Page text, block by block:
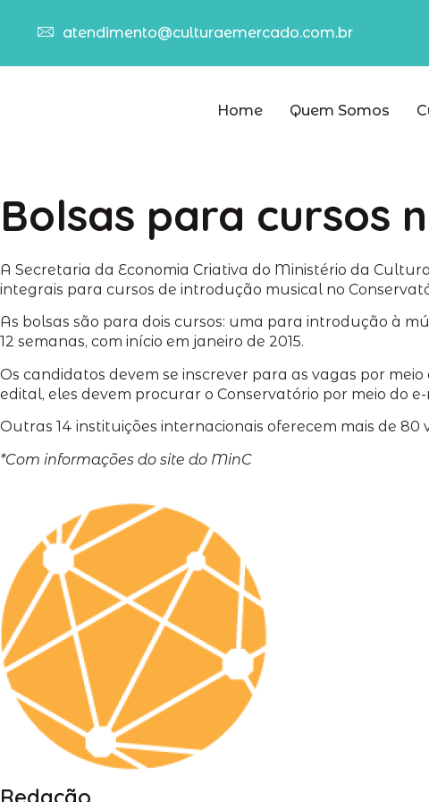
atendimento@culturaemercado.com.br
Home Quem Somos
Bolsas para cursos
A Secretaria da Economia Criativa do Ministério da
integrais para cursos de introdução musical no
As bolsas são para dois cursos: uma para introdução à
12 semanas, com início em janeiro de 2015.
Os candidatos devem se inscrever para as vagas por
edital, eles devem procurar o Conservatório por meio do
Outras 14 instituições internacionais oferecem mais de
*Com informações do site do MinC
Redação